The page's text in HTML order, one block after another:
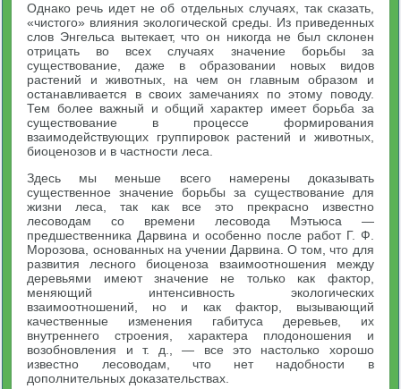
Однако речь идет не об отдельных случаях, так сказать,
«чистого» влияния экологической среды. Из приведенных
слов Энгельса вытекает, что он никогда не был склонен
отрицать во всех случаях значение борьбы за
существование, даже в образовании новых видов
растений и животных, на чем он главным образом и
останавливается в своих замечаниях по этому поводу.
Тем более важный и общий характер имеет борьба за
существование в процессе формирования
взаимодействующих группировок растений и животных,
биоценозов и в частности леса.
Здесь мы меньше всего намерены доказывать
существенное значение борьбы за существование для
жизни леса, так как все это прекрасно известно
лесоводам со времени лесовода Мэтьюса —
предшественника Дарвина и особенно после работ Г. Ф.
Морозова, основанных на учении Дарвина. О том, что для
развития лесного биоценоза взаимоотношения между
деревьями имеют значение не только как фактор,
меняющий интенсивность экологических
взаимоотношений, но и как фактор, вызывающий
качественные изменения габитуса деревьев, их
внутреннего строения, характера плодоношения и
возобновления и т. д., — все это настолько хорошо
известно лесоводам, что нет надобности в
дополнительных доказательствах.